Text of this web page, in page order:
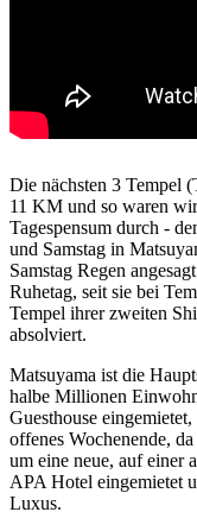
Die nächsten 3 Tempel
11 KM und so waren
Tagespensum durch -
und Samstag in
Samstag Regen
Ruhetag, seit sie bei
Tempel ihrer zweiten
absolviert.
Matsuyama ist die
halbe Millionen
Guesthouse
offenes Wochenende,
um eine neue, auf einer
APA Hotel eingemietet
Luxus.